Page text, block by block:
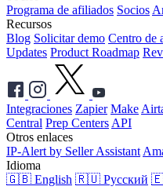
Programa de afiliados Socios
Recursos
Blog Solicitar demo Centro de
Updates Product Roadmap
Integraciones Zapier Make
Central Prep Centers API
Otros enlaces
IP-Alert by Seller Assistant
Idioma
🇬🇧 English 🇷🇺 Русский